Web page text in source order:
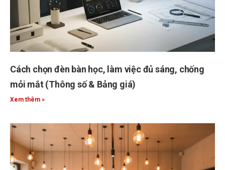
Cách chọn đèn bàn học, làm việc đủ sáng, chống
mỏi mắt (Thông số & Bảng giá)
Xem thêm »